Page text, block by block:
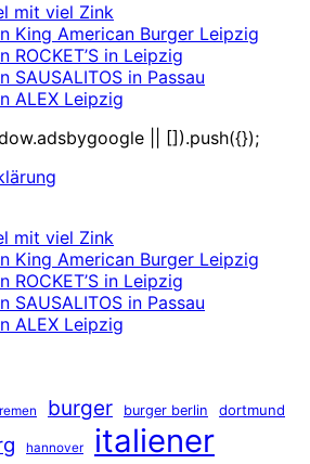
mit viel Zink
King American Burger Leipzig
ROCKET’S in Leipzig
SAUSALITOS in Passau
ALEX Leipzig
|| []).push({});
mit viel Zink
King American Burger Leipzig
ROCKET’S in Leipzig
SAUSALITOS in Passau
ALEX Leipzig
burger burger berlin dortmund
hannover italiener